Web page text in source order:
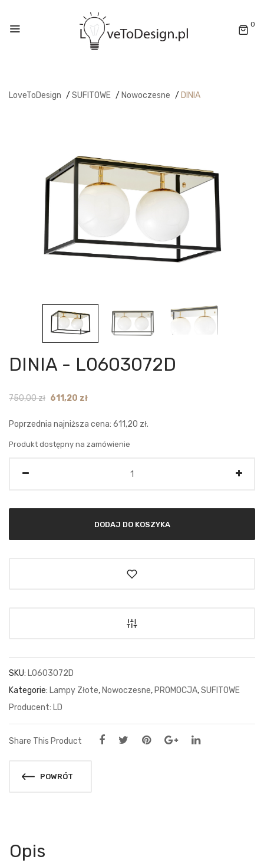
0
LoveToDesign / SUFITOWE / Nowoczesne / DINIA
DINIA - L0603072D
750,00zł Original
was:
750,00 zł.
611,20 złCurrent
is:
611,20 zł.
Poprzednia najniższa cena: 611,20 zł.
Produkt dostępny na zamówienie
DODAJ DO KOSZYKA
SKU: L0603072D
Kategorie: Lampy Złote, Nowoczesne, PROMOCJA,SUFITOWE
LD
Share This Product
POWRÓT
Opis